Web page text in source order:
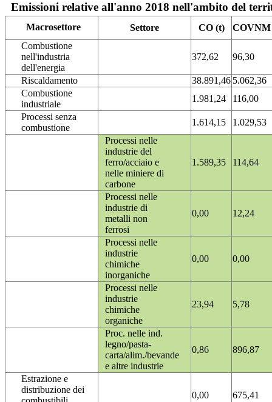
Emissioni relative all'anno 2018 nell'ambito del
Macrosettore Settore CO (t)
COVNM
Combustione
nell'industria
dell'energia
372,62 96,30
Riscaldamento 38.891,46 5.062,36
Combustione
industriale
1.981,24
116,00
Processi senza
combustione
1.614,15
1.029,53
Processi nelle
industrie del
ferro/acciaio e
nelle miniere di
carbone
1.589,35 114,64
Processi nelle
industrie di
metalli non
ferrosi
0,00 12,24
Processi nelle
industrie
chimiche
inorganiche
0,00 0,00
Processi nelle
industrie
chimiche
organiche
23,94 5,78
Proc. nelle ind.
legno/pasta-
carta/alim./bevande
e altre industrie
0,86 896,87
Estrazione e
distribuzione dei
0,00 675,41